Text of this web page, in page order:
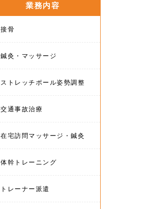
業務内容
接骨
鍼灸・マッサージ
ストレッチポール姿勢調整
交通事故治療
在宅訪問マッサージ・鍼灸
体幹トレーニング
トレーナー派遣